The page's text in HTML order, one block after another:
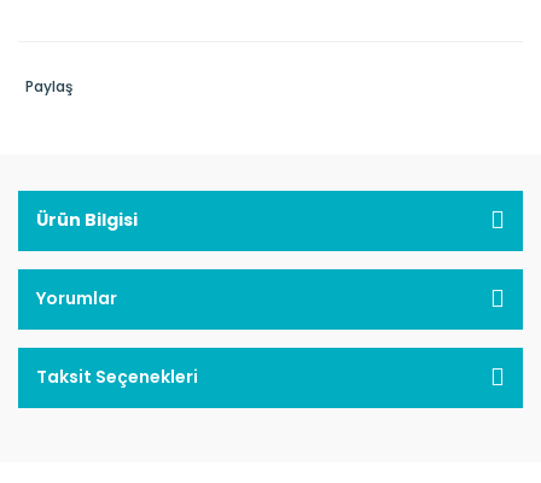
Paylaş
Ürün Bilgisi
Yorumlar
Taksit Seçenekleri